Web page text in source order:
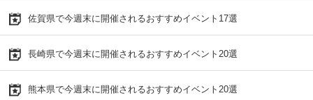
佐賀県で今週末に開催されるおすすめイベント17選
長崎県で今週末に開催されるおすすめイベント20選
熊本県で今週末に開催されるおすすめイベント20選